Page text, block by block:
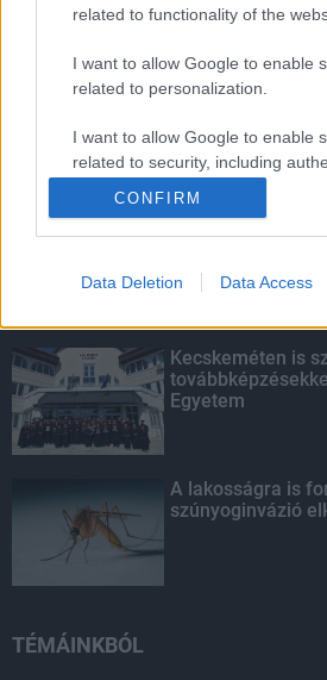
related to functionality of the
I want to allow Google to enable
related to personalization.
I want to allow Google to enable
related to security, including
CONFIRM
Data Deletion Data Access
Fontos a
KIEMELT
Megérkezett az
Kecskeméten is
Egyetem
A lakosságra is
szúnyoginvázió
TÉMÁINKBÓL